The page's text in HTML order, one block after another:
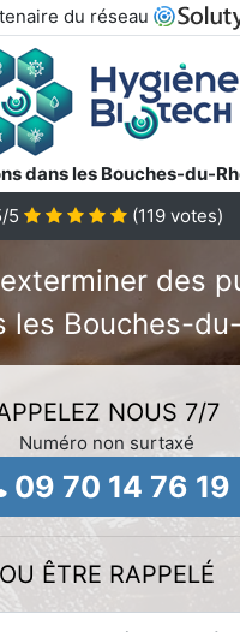
du réseau
dans les Bouches-du-
/5 (119votes)
des
les Bouches-
NOUS 7/7
Numéro non surtaxé
09 70 14 76 19
OU ÊTRE RAPPELÉ